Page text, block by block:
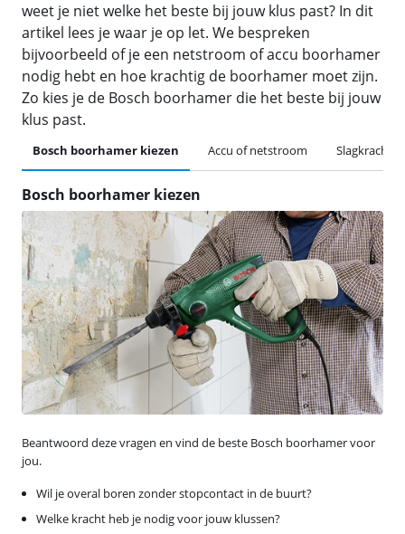
weet je niet welke het beste bij jouw klus past? In dit
artikel lees je waar je op let. We bespreken
bijvoorbeeld of je een netstroom of accu boorhamer
nodig hebt en hoe krachtig de boorhamer moet zijn.
Zo kies je de Bosch boorhamer die het beste bij jouw
klus past.
Bosch boorhamer kiezen Accu of netstroom Slagkracht
Bosch boorhamer kiezen
Beantwoord deze vragen en vind de beste Bosch boorhamer voor
jou.
Wil je overal boren zonder stopcontact in de buurt?
Welke kracht heb je nodig voor jouw klussen?